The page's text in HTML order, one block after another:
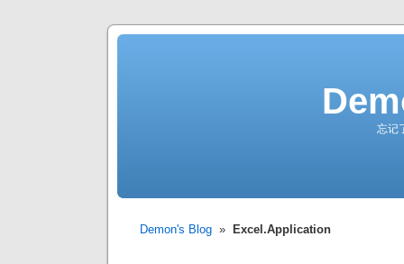
忘记
Demon's Blog » Excel.Application